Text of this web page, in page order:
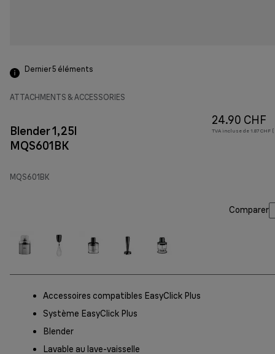
Dernier 5 éléments
ATTACHMENTS & ACCESSORIES
Blender 1,25l
MQS601BK
MQS601BK
24.90 CHF
TVA incluse de 1.87 CHF (
Comparer
Accessoires compatibles EasyClick Plus
Système EasyClick Plus
Blender
Lavable au lave-vaisselle